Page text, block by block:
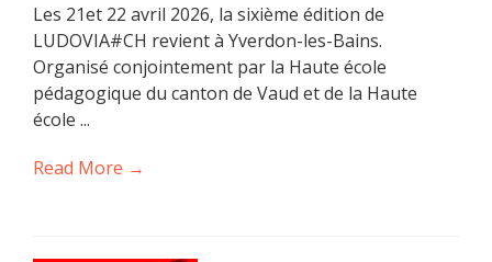
Les 21et 22 avril 2026, la sixième édition de
LUDOVIA#CH revient à Yverdon-les-Bains.
Organisé conjointement par la Haute école
pédagogique du canton de Vaud et de la Haute
école ...
Read More →